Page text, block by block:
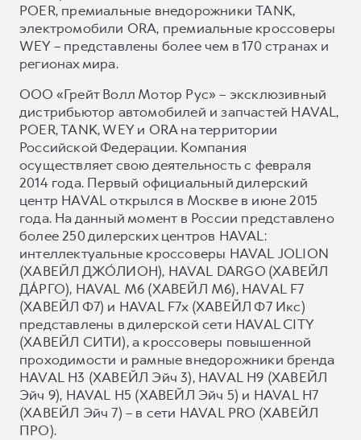
POER, премиальные внедорожники TANK,
электромобили ORA, премиальные кроссоверы
WEY – представлены более чем в 170 странах и
регионах мира.
ООО «Грейт Волл Мотор Рус» – эксклюзивный
дистрибьютор автомобилей и запчастей HAVAL,
POER, TANK, WEY и ORA на территории
Российской Федерации. Компания
осуществляет свою деятельность с февраля
2014 года. Первый официальный дилерский
центр HAVAL открылся в Москве в июне 2015
года. На данный момент в России представлено
более 250 дилерских центров HAVAL:
интеллектуальные кроссоверы HAVAL JOLION
(ХАВЕЙЛ ДЖО́ЛИОН), HAVAL DARGO (ХАВЕЙЛ
ДА́РГО), HAVAL М6 (ХАВЕЙЛ M6), HAVAL F7
(ХАВЕЙЛ Ф7) и HAVAL F7x (ХАВЕЙЛ Ф7 Икс)
представлены в дилерской сети HAVAL CITY
(ХАВЕЙЛ СИТИ), а кроссоверы повышенной
проходимости и рамные внедорожники бренда
HAVAL H3 (ХАВЕЙЛ Эйч 3), HAVAL H9 (ХАВЕЙЛ
Эйч 9), HAVAL H5 (ХАВЕЙЛ Эйч 5) и HAVAL H7
(ХАВЕЙЛ Эйч 7) – в сети HAVAL PRO (ХАВЕЙЛ
ПРО).